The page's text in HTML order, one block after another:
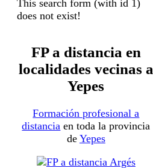
This search form (with id 1)
does not exist!
FP a distancia en
localidades vecinas a
Yepes
Formación profesional a
distancia en toda la provincia
de Yepes